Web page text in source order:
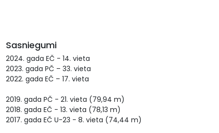
Sasniegumi
2024. gada EČ - 14. vieta
2023. gada PČ – 33. vieta
2022. gada EČ – 17. vieta
2019. gada PČ - 21. vieta (79,94 m)
2018. gada EČ - 13. vieta (78,13 m)
2017. gada EČ U-23 - 8. vieta (74,44 m)